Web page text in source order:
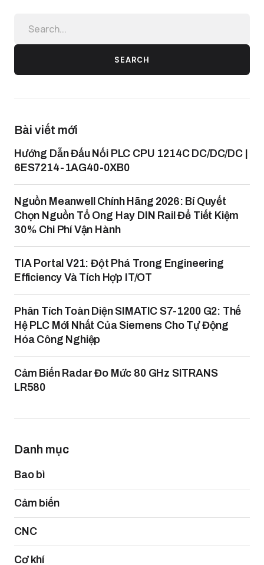
SEARCH
Bài viết mới
Hướng Dẫn Đấu Nối PLC CPU 1214C DC/DC/DC |
6ES7214-1AG40-0XB0
Nguồn Meanwell Chính Hãng 2026: Bí Quyết
Chọn Nguồn Tổ Ong Hay DIN Rail Để Tiết Kiệm
30% Chi Phí Vận Hành
TIA Portal V21: Đột Phá Trong Engineering
Efficiency Và Tích Hợp IT/OT
Phân Tích Toàn Diện SIMATIC S7-1200 G2: Thế
Hệ PLC Mới Nhất Của Siemens Cho Tự Động
Hóa Công Nghiệp
Cảm Biến Radar Đo Mức 80 GHz SITRANS
LR580
Danh mục
Bao bì
Cảm biến
CNC
Cơ khí